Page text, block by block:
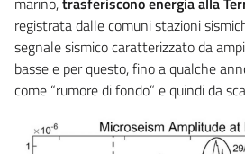
registrata dalle comuni stazioni
segnale sismico caratterizzato da
basse e per questo, fino a qualche
come “rumore di fondo” e quindi da